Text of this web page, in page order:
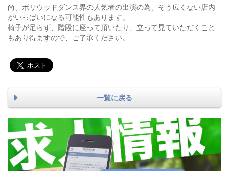
尚、ボリウッドダンス界の人気者の出演の為、そう広くない店内
がいっぱいになる可能性もあります。
椅子が足らず、階段に座って頂いたり、立って見ていただくこと
もあり得ますので、ご了承ください。
一覧に戻る